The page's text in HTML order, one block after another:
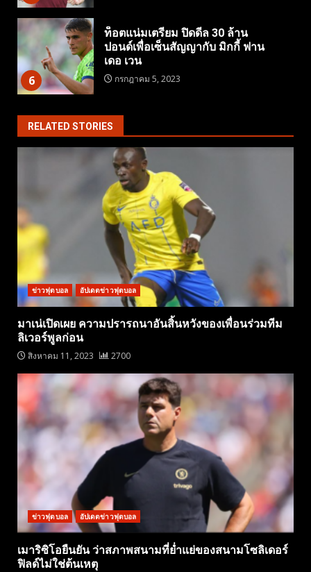
6
ท็อตแน่มเตรียม ปิดดีล 30 ล้าน
ปอนด์เพื่อเซ็นสัญญากับ มิกกี้ ฟาน
เดอ เวน
กรกฎาคม 5, 2023
RELATED STORIES
ข่าวฟุตบอล อัปเดตข่าวฟุตบอล
มาเน่เปิดเผย ความปรารถนาอันสิ้นหวังของเพื่อนร่วมทีม
ลิเวอร์พูลก่อน
สิงหาคม 11, 2023 2700
ข่าวฟุตบอล อัปเดตข่าวฟุตบอล
เมาริซิโอยืนยัน ว่าสภาพสนามที่ย่ำแย่ของสนามโซลิเดอร์
ฟิลด์ไม่ใช่ต้นเหตุ